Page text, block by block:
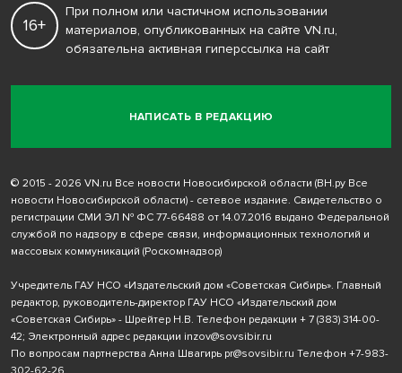
НАПИСАТЬ В РЕДАКЦИЮ
16+
При полном или частичном использовании
материалов, опубликованных на сайте VN.ru,
обязательна активная гиперссылка на сайт
© 2015 - 2026 VN.ru Все новости Новосибирской области (ВН.ру Все
новости Новосибирской области) - сетевое издание. Свидетельство о
регистрации СМИ ЭЛ № ФС 77-66488 от 14.07.2016 выдано Федеральной
службой по надзору в сфере связи, информационных технологий и
массовых коммуникаций (Роскомнадзор)
Учредитель ГАУ НСО «Издательский дом «Советская Сибирь». Главный
редактор, руководитель-директор ГАУ НСО «Издательский дом
«Советская Сибирь» - Шрейтер Н.В. Телефон редакции + 7 (383) 314-00-
42; Электронный адрес редакции inzov@sovsibir.ru
По вопросам партнерства Анна Швагирь pr@sovsibir.ru Телефон +7-983-